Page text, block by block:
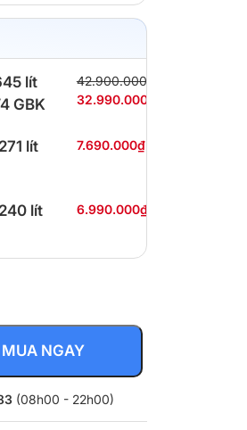
lít
GBK
42.900.000₫
32.990.000₫
lít
7.690.000₫
lít
6.990.000₫
MUA NGAY
(08h00 - 22h00)